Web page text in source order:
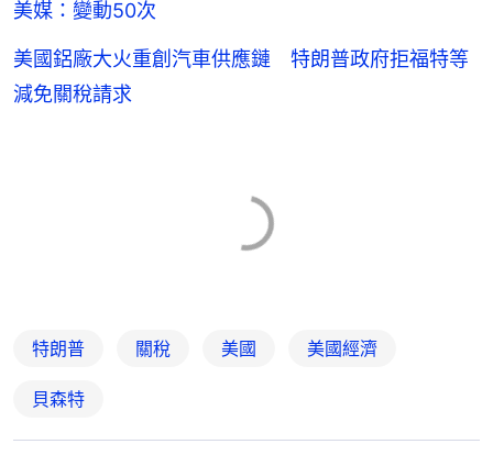
美媒：變動50次
美國鋁廠大火重創汽車供應鏈 特朗普政府拒福特等
減免關稅請求
特朗普 關稅 美國 美國經濟
貝森特